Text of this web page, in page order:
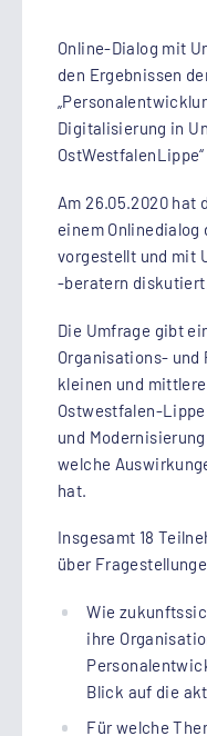
Online-Dialog mit
den Ergebnissen
Digitalisierung in
OstWestfalenLippe“
Am 26.05.2020 hat
einem Onlinedialog
vorgestellt und mit
-beratern
Die Umfrage gibt
Organisations- und
kleinen und
Ostwestfalen-
und
welche
hat.
Insgesamt 18
über
Wie
ihre
Blick auf die
Für welche